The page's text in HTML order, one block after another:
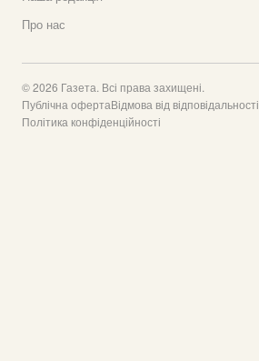
Про нас
© 2026 Газета. Всі права захищені.
Публічна офертаВідмова від відповідальності
Політика конфіденційності